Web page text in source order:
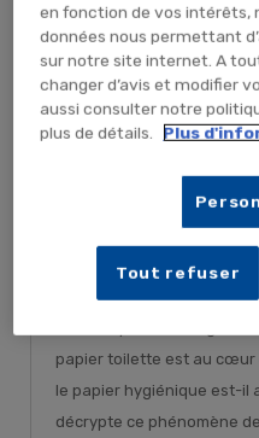
Papier toilette :
l’actualité
Publié le : 24/10/2022 | Catégories :
papier toilette est au cœur
le papier hygiénique est-il
décrypte ce phénomène de
en fonction de vos intérêts,
données nous permettant
sur notre site internet. A
changer d’avis et modifier
aussi consulter notre
plus de détails.
Plus
Tout refuser